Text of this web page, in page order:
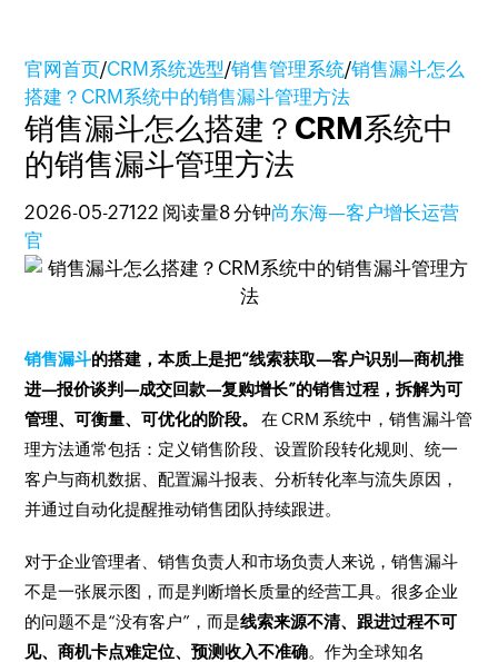
官网首页/CRM系统选型/销售管理系统/销售漏斗怎么
搭建？CRM系统中的销售漏斗管理方法
销售漏斗怎么搭建？CRM系统中
的销售漏斗管理方法
2026-05-27122 阅读量8 分钟尚东海—客户增长运营
官
销售漏斗的搭建，本质上是把“线索获取—客户识别—商机推
进—报价谈判—成交回款—复购增长”的销售过程，拆解为可
管理、可衡量、可优化的阶段。
在 CRM 系统中，销售漏斗管
理方法通常包括：定义销售阶段、设置阶段转化规则、统一
客户与商机数据、配置漏斗报表、分析转化率与流失原因，
并通过自动化提醒推动销售团队持续跟进。
对于企业管理者、销售负责人和市场负责人来说，销售漏斗
不是一张展示图，而是判断增长质量的经营工具。很多企业
的问题不是“没有客户”，而是线索来源不清、跟进过程不可
见、商机卡点难定位、预测收入不准确。作为全球知名